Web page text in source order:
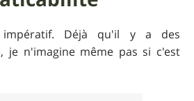
impératif. Déjà qu'il y a des
je n'imagine même pas si c'est